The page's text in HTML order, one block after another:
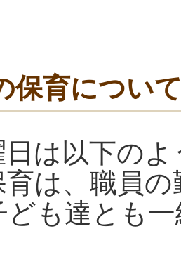
保育につい
は以下の
は、職員
ども達とも